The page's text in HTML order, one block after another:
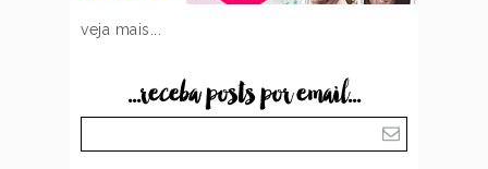
veja mais...
...receba posts por email...